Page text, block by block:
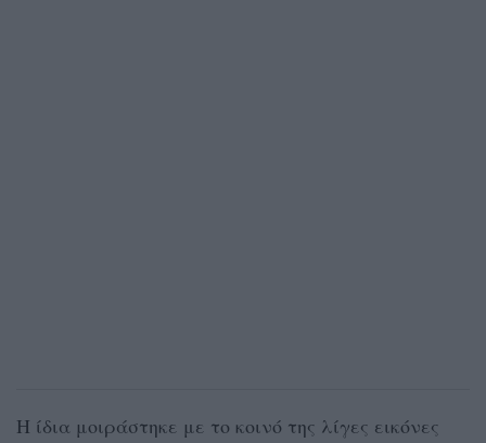
Η ίδια μοιράστηκε με το κοινό της λίγες εικόνες